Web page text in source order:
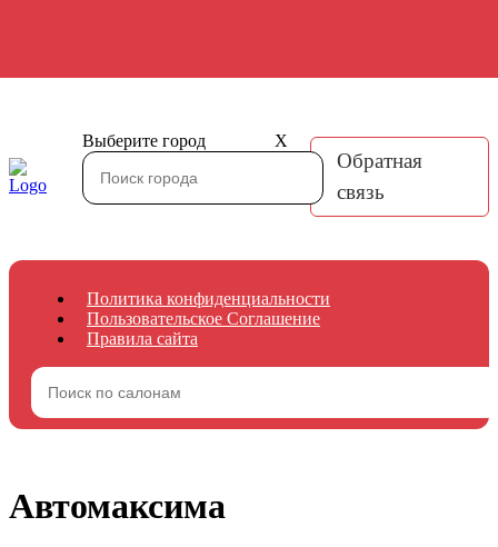
Выберите город X
Обратная
связь
Политика конфиденциальности
Пользовательское Соглашение
Правила сайта
Автомаксима